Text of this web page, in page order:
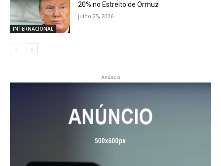
INTERNACIONAL
20% no Estreito de Ormuz
julho 25, 2026
Anúncio